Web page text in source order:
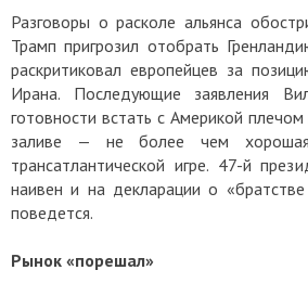
Разговоры о расколе альянса
Трамп пригрозил отобрать
раскритиковал европейцев за
Ирана. Последующие заявления
готовности встать с Америкой
заливе — не более чем
трансатлантической игре. 47-й
наивен и на декларации о
поведется.
Рынок «порешал»